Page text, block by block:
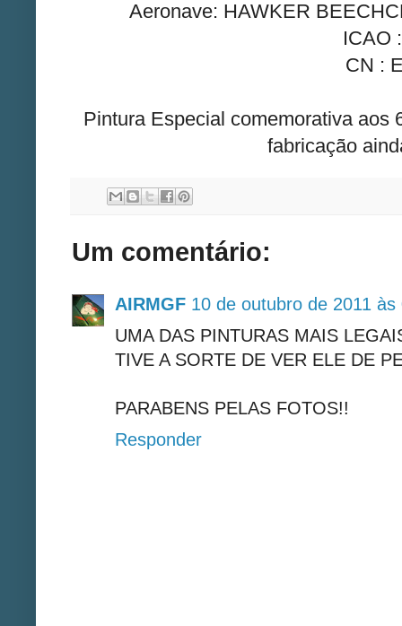
Aeronave: HAWKER
ICAO
CN :
Pintura Especial comemorativa aos
fabricação
Um comentário:
AIRMGF 10 de outubro de 2011 às
UMA DAS PINTURAS MAIS
TIVE A SORTE DE VER ELE DE
PARABENS PELAS FOTOS!!
Responder